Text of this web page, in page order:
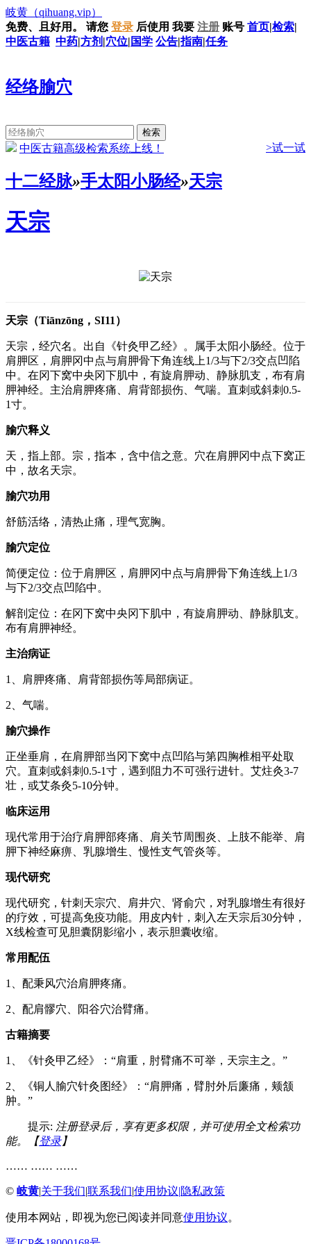
岐黄 （qihuang.vip）
免费、且好用。
请您 登录 后使用 我要 注册 账号 首页|检索|
中医古籍 中药|方剂 |穴位| 国学 公告|指南|任务
经络腧穴
中医古籍高级检索系统上线！ >试一试
十二经脉»手太阳小肠经»天宗
天宗
天宗（Tiānzōng，SI11）
天宗，经穴名。出自《针灸甲乙经》。属手太阳小肠经。位于
肩胛区，肩胛冈中点与肩胛骨下角连线上1/3与下2/3交点凹陷
中。在冈下窝中央冈下肌中，有旋肩胛动、静脉肌支，布有肩
胛神经。主治肩胛疼痛、肩背部损伤、气喘。直刺或斜刺0.5-
1寸。
腧穴释义
天，指上部。宗，指本，含中信之意。穴在肩胛冈中点下窝正
中，故名天宗。
腧穴功用
舒筋活络，清热止痛，理气宽胸。
腧穴定位
简便定位：位于肩胛区，肩胛冈中点与肩胛骨下角连线上1/3
与下2/3交点凹陷中。
解剖定位：在冈下窝中央冈下肌中，有旋肩胛动、静脉肌支。
布有肩胛神经。
主治病证
1、肩胛疼痛、肩背部损伤等局部病证。
2、气喘。
腧穴操作
正坐垂肩，在肩胛部当冈下窝中点凹陷与第四胸椎相平处取
穴。直刺或斜刺0.5-1寸，遇到阻力不可强行进针。艾炷灸3-7
壮，或艾条灸5-10分钟。
临床运用
现代常用于治疗肩胛部疼痛、肩关节周围炎、上肢不能举、肩
胛下神经麻痹、乳腺增生、慢性支气管炎等。
现代研究
现代研究，针刺天宗穴、肩井穴、肾俞穴，对乳腺增生有很好
的疗效，可提高免疫功能。用皮内针，刺入左天宗后30分钟，
X线检查可见胆囊阴影缩小，表示胆囊收缩。
常用配伍
1、配秉风穴治肩胛疼痛。
2、配肩髎穴、阳谷穴治臂痛。
古籍摘要
1、《针灸甲乙经》：“肩重，肘臂痛不可举，天宗主之。”
2、《铜人腧穴针灸图经》：“肩胛痛，臂肘外后廉痛，颊颔
肿。”
提示: 注册登录后，享有更多权限，并可使用全文检索功
能。【登录】
…… …… ……
© 岐黄|关于我们|联系我们|使用协议|隐私政策
使用本网站，即视为您已阅读并同意使用协议。